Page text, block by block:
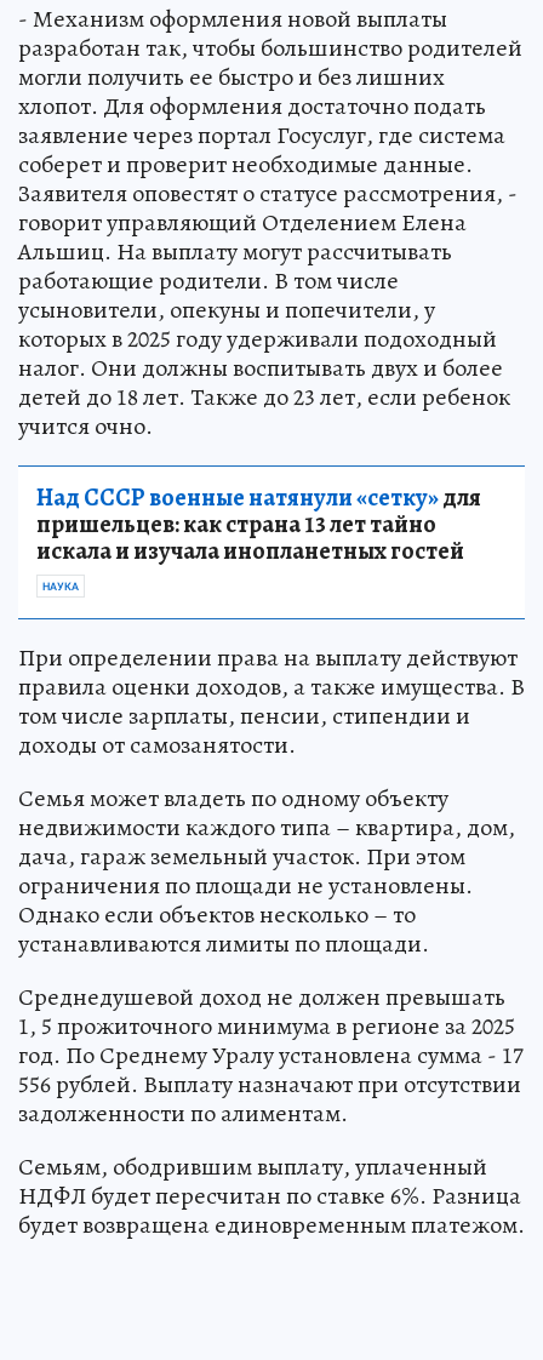
- Механизм оформления новой выплаты
разработан так, чтобы большинство родителей
могли получить ее быстро и без лишних
хлопот. Для оформления достаточно подать
заявление через портал Госуслуг, где система
соберет и проверит необходимые данные.
Заявителя оповестят о статусе рассмотрения, -
говорит управляющий Отделением Елена
Альшиц. На выплату могут рассчитывать
работающие родители. В том числе
усыновители, опекуны и попечители, у
которых в 2025 году удерживали подоходный
налог. Они должны воспитывать двух и более
детей до 18 лет. Также до 23 лет, если ребенок
учится очно.
Над СССР военные натянули «сетку»для
пришельцев: как страна 13 лет тайно
искала и изучала инопланетных гостей
НАУКА
При определении права на выплату действуют
правила оценки доходов, а также имущества. В
том числе зарплаты, пенсии, стипендии и
доходы от самозанятости.
Семья может владеть по одному объекту
недвижимости каждого типа – квартира, дом,
дача, гараж земельный участок. При этом
ограничения по площади не установлены.
Однако если объектов несколько – то
устанавливаются лимиты по площади.
Среднедушевой доход не должен превышать
1, 5 прожиточного минимума в регионе за 2025
год. По Среднему Уралу установлена сумма - 17
556 рублей. Выплату назначают при отсутствии
задолженности по алиментам.
Семьям, ободрившим выплату, уплаченный
НДФЛ будет пересчитан по ставке 6%. Разница
будет возвращена единовременным платежом.